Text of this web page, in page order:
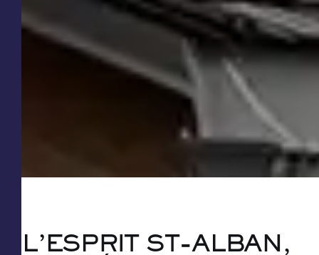
L’ESPRIT ST-ALBAN,